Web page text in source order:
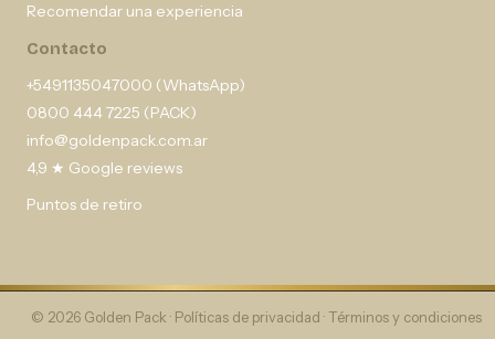
Recomendar una experiencia
Contacto
+5491135047000 (WhatsApp)
0800 444 7225 (PACK)
info@goldenpack.com.ar
4,9 ★ Google reviews
Puntos de retiro
© 2026 Golden Pack · Políticas de privacidad · Términos y condiciones